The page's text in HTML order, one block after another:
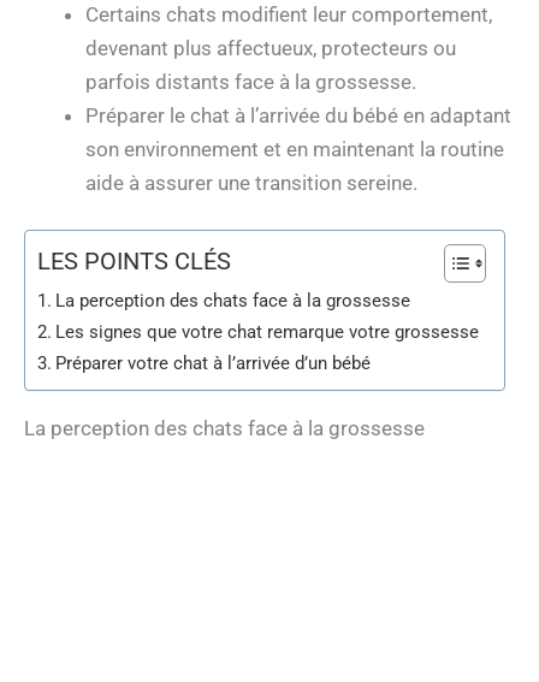
Certains chats modifient leur comportement,
devenant plus affectueux, protecteurs ou
parfois distants face à la grossesse.
Préparer le chat à l’arrivée du bébé en adaptant
son environnement et en maintenant la routine
aide à assurer une transition sereine.
LES POINTS CLÉS
La perception des chats face à la grossesse
Les signes que votre chat remarque votre grossesse
Préparer votre chat à l’arrivée d’un bébé
La perception des chats face à la grossesse